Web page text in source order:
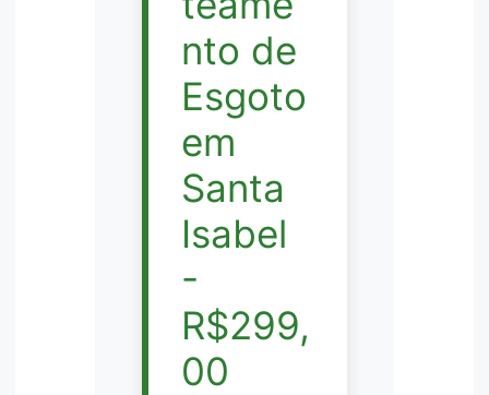
nto de
Esgoto
em
Santa
Isabel
-
R$299,
00